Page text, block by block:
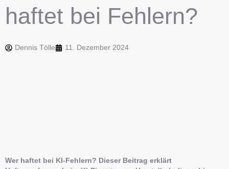
haftet bei Fehlern?
Dennis Tölle 11. Dezember 2024
Wer haftet bei KI-Fehlern? Dieser Beitrag erklärt